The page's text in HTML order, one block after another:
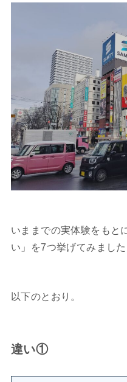
いままでの実体験をもと
い」を7つ挙げてみました
以下のとおり。
違い①